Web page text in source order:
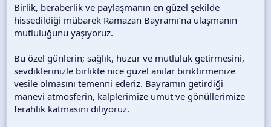
Birlik, beraberlik ve paylaşmanın en güzel şekilde
hissedildiği mübarek Ramazan Bayramı’na ulaşmanın
mutluluğunu yaşıyoruz.
Bu özel günlerin; sağlık, huzur ve mutluluk getirmesini,
sevdiklerinizle birlikte nice güzel anılar biriktirmenize
vesile olmasını temenni ederiz. Bayramın getirdiği
manevi atmosferin, kalplerimize umut ve gönüllerimize
ferahlık katmasını diliyoruz.